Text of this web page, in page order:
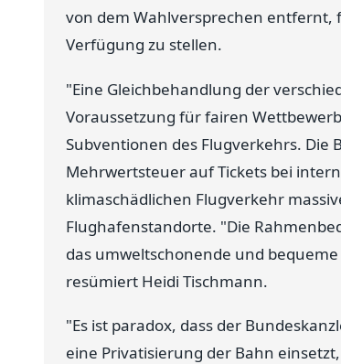
von dem Wahlversprechen entfernt,
Verfügung zu stellen.
"Eine Gleichbehandlung der
Voraussetzung für fairen
Subventionen des Flugverkehrs.
Mehrwertsteuer auf Tickets bei
klimaschädlichen Flugverkehr
Flughafenstandorte. "Die
das umweltschonende und
resümiert Heidi Tischmann.
"Es ist paradox, dass der
eine Privatisierung der Bahn